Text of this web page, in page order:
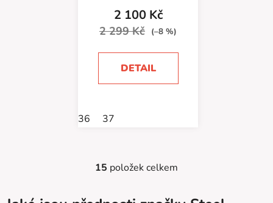
produktu
je
5
2 100 Kč
2 299 Kč (–8 %)
DETAIL
36 37
O
15 položek celkem